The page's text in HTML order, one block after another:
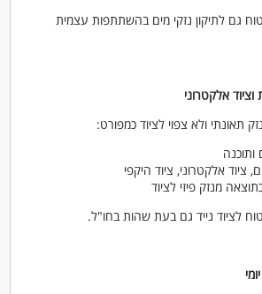
גם לתיקון נזקי מים בהשתתפות עצמית
אלקטרוני
תאונתי ולא צפוי לציוד כמפורט:
ותוכנה
ציוד אלקטרוני, ציוד היקפי
מנזק פיזי לציוד
לציוד נייד גם בעת שהות בחו"ל.